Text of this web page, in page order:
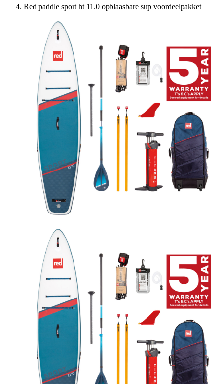
Red paddle sport ht 11.0 opblaasbare sup voordeelpakket